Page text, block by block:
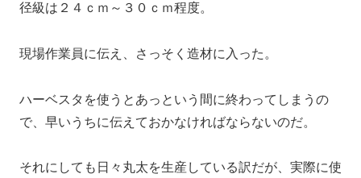
径級は２４ｃｍ～３０ｃｍ程度。
現場作業員に伝え、さっそく造材に入った。
ハーベスタを使うとあっという間に終わってしまうの
で、早いうちに伝えておかなければならないのだ。
それにしても日々丸太を生産している訳だが、実際に使